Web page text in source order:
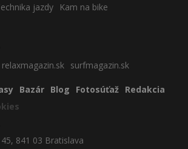
jazdy
Kam na bike
relaxmagazin.sk surfmagazin.sk
Bazár Blog Fotosúťaž Redakcia
841 03 Bratislava